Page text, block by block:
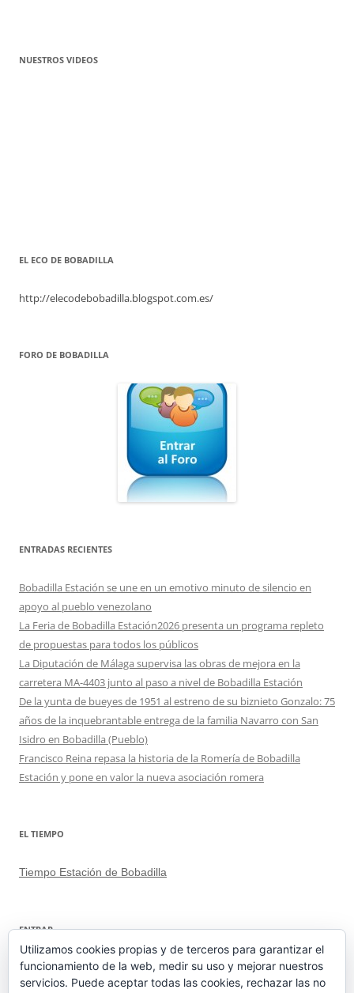
NUESTROS VIDEOS
EL ECO DE BOBADILLA
http://elecodebobadilla.blogspot.com.es/
FORO DE BOBADILLA
ENTRADAS RECIENTES
Bobadilla Estación se une en un emotivo minuto de silencio en
apoyo al pueblo venezolano
La Feria de Bobadilla Estación2026 presenta un programa repleto
de propuestas para todos los públicos
La Diputación de Málaga supervisa las obras de mejora en la
carretera MA-4403 junto al paso a nivel de Bobadilla Estación
De la yunta de bueyes de 1951 al estreno de su biznieto Gonzalo: 75
años de la inquebrantable entrega de la familia Navarro con San
Isidro en Bobadilla (Pueblo)
Francisco Reina repasa la historia de la Romería de Bobadilla
Estación y pone en valor la nueva asociación romera
EL TIEMPO
Tiempo Estación de Bobadilla
ENTRAR
Acceder
Feed de entradas
Utilizamos cookies propias y de terceros para garantizar el
funcionamiento de la web, medir su uso y mejorar nuestros
servicios. Puede aceptar todas las cookies, rechazar las no